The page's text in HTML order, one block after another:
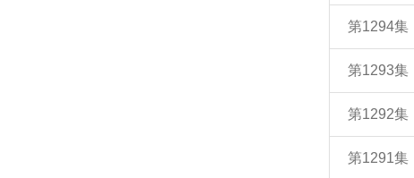
第1294集
第1293集
第1292集
第1291集